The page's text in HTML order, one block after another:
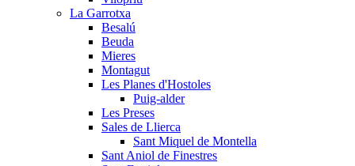
La Garrotxa
Besalú
Beuda
Mieres
Montagut
Les Planes d'Hostoles
Puig-alder
Les Preses
Sales de Llierca
Sant Miquel de Montella
Sant Aniol de Finestres